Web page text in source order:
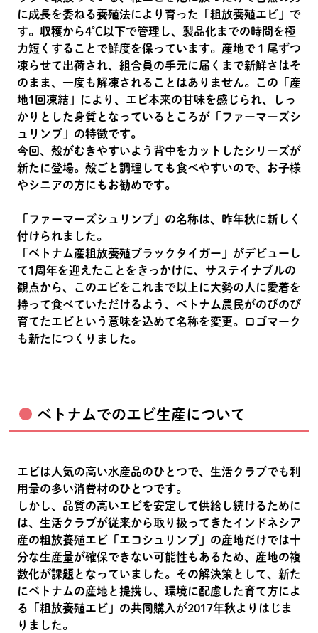
に成長を委ねる養殖法により育った「粗放養殖エビ」で
す。収穫から4℃以下で管理し、製品化までの時間を極
力短くすることで鮮度を保っています。産地で１尾ずつ
凍らせて出荷され、組合員の手元に届くまで新鮮さはそ
のまま、一度も解凍されることはありません。この「産
地1回凍結」により、エビ本来の甘味を感じられ、しっ
かりとした身質となっているところが「ファーマーズシ
ュリンプ」の特徴です。
今回、殻がむきやすいよう背中をカットしたシリーズが
新たに登場。殻ごと調理しても食べやすいので、お子様
やシニアの方にもお勧めです。
「ファーマーズシュリンプ」の名称は、昨年秋に新しく
付けられました。
「ベトナム産粗放養殖ブラックタイガー」がデビューし
て1周年を迎えたことをきっかけに、サステイナブルの
観点から、このエビをこれまで以上に大勢の人に愛着を
持って食べていただけるよう、ベトナム農民がのびのび
育てたエビという意味を込めて名称を変更。ロゴマーク
も新たにつくりました。
ベトナムでのエビ生産について
エビは人気の高い水産品のひとつで、生活クラブでも利
用量の多い消費材のひとつです。
しかし、品質の高いエビを安定して供給し続けるために
は、生活クラブが従来から取り扱ってきたインドネシア
産の粗放養殖エビ「エコシュリンプ」の産地だけでは十
分な生産量が確保できない可能性もあるため、産地の複
数化が課題となっていました。その解決策として、新た
にベトナムの産地と提携し、環境に配慮した育て方によ
る「粗放養殖エビ」の共同購入が2017年秋よりはじま
りました。